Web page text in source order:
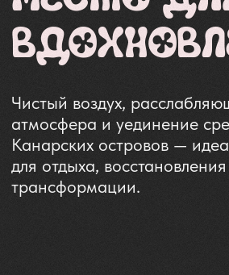
Компания
Рядом будут такие же искатели
баланса, как и ты: Блогеры,
айтишники, инфлюенсеры,
предпрениматели и еще много
интересных личностей.